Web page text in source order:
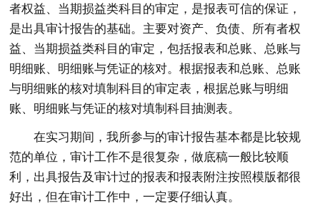
者权益、当期损益类科目的审定，是报表可信的保证，
是出具审计报告的基础。主要对资产、负债、所有者权
益、当期损益类科目的审定，包括报表和总账、总账与
明细账、明细账与凭证的核对。根据报表和总账、总账
与明细账的核对填制科目的审定表，根据总账与明细
账、明细账与凭证的核对填制科目抽测表。
在实习期间，我所参与的审计报告基本都是比较规
范的单位，审计工作不是很复杂，做底稿一般比较顺
利，出具报告及审计过的报表和报表附注按照模版都很
好出，但在审计工作中，一定要仔细认真。